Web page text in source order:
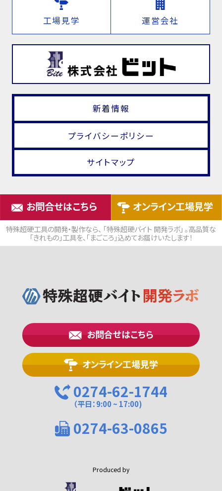
工場見学 運営会社
新着情報
プライバシーポリシー
サイトマップ
お問合せはこちら オンライン工場見学
特殊超硬工具の開発・製作なら、 「特殊超硬バイト 開発ラボ」 。高品質な
「きれもの」工具を、「まごころ」込めてお届けいたします！
お問合せはこちら
オンライン工場見学
0274-62-1744
（平日：9:00 ~ 17:00)
0274-63-0865
Produced by